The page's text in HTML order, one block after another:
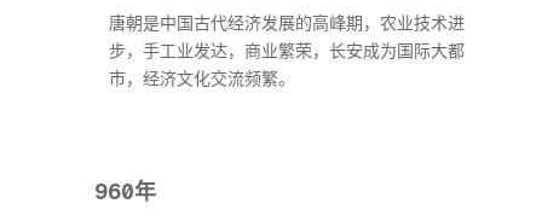
唐朝是中国古代经济发展的高峰期，农业技术进
步，手工业发达，商业繁荣，长安成为国际大都
市，经济文化交流频繁。
960年